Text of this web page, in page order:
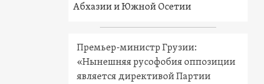
Абхазии и Южной Осетии
Премьер-министр Грузии:
«Нынешняя русофобия оппозиции
является директивой Партии